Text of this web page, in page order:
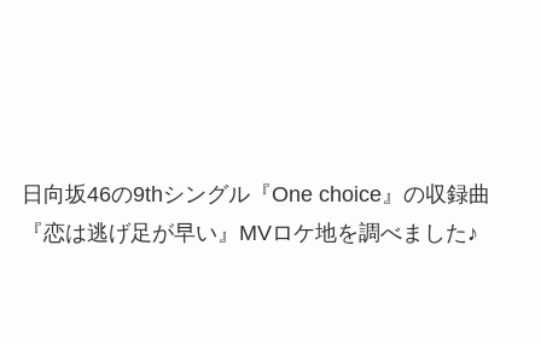
日向坂46の9thシングル『One choice』の収録曲
『恋は逃げ足が早い』MVロケ地を調べました♪